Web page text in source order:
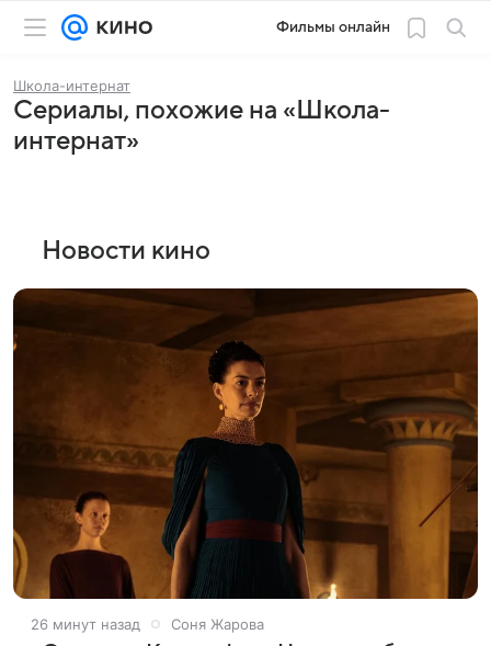
Фильмы онлайн
Школа-интернат
Сериалы, похожие на «Школа-
интернат»
Новости кино
26 минут назад Соня Жарова